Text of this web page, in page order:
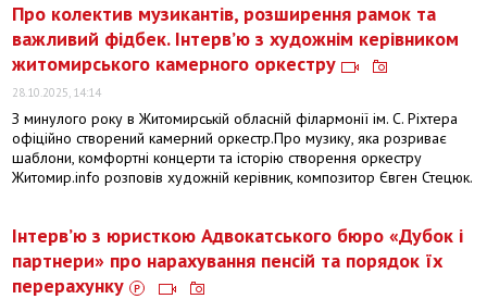
Про колектив музикантів, розширення рамок та
важливий фідбек. Інтерв’ю з художнім керівником
житомирського камерного оркестру
28.10.2025, 14:14
З минулого року в Житомирській обласній філармонії ім. С. Ріхтера
офіційно створений камерний оркестр.Про музику, яка розриває
шаблони, комфортні концерти та історію створення оркестру
Житомир.info розповів художній керівник, композитор Євген Стецюк.
Інтерв’ю з юристкою Адвокатського бюро «Дубок і
партнери» про нарахування пенсій та порядок їх
перерахунку